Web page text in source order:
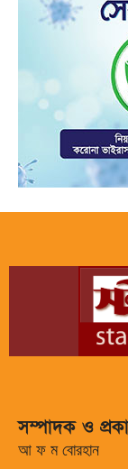
সম্পাদক ও
আ ফ ম বোরহান